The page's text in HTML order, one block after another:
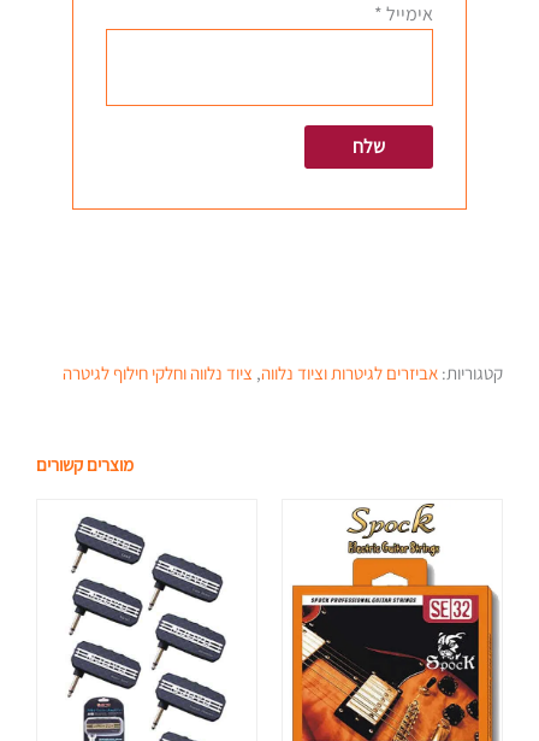
אימייל*
קטגוריות: אביזרים לגיטרות וציוד נלווה, ציוד נלווה וחלקי חילוף לגיטרה
מוצרים קשורים